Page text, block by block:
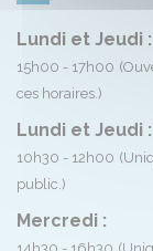
Lundi et Jeudi :
15h00 - 17h00
ces horaires.)
Lundi et Jeudi :
10h30 - 12h00
public.)
Mercredi :